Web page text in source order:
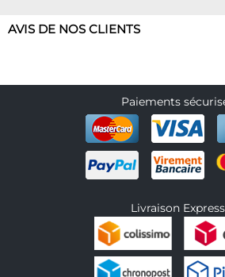
AVIS DE NOS CLIENTS
Paiements
Livraison Express